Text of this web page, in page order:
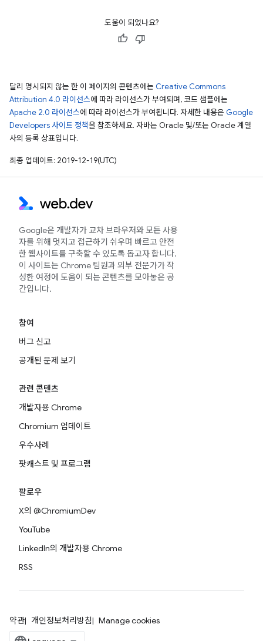
도움이 되었나요?
달리 명시되지 않는 한 이 페이지의 콘텐츠에는 Creative Commons
Attribution 4.0 라이선스에 따라 라이선스가 부여되며, 코드 샘플에는
Apache 2.0 라이선스에 따라 라이선스가 부여됩니다. 자세한 내용은 Google
Developers 사이트 정책을 참조하세요. 자바는 Oracle 및/또는 Oracle 계열
사의 등록 상표입니다.
최종 업데이트: 2019-12-19(UTC)
Google은 개발자가 교차 브라우저와 모든 사용
자를 위해 멋지고 접근하기 쉬우며 빠르고 안전
한 웹사이트를 구축할 수 있도록 돕고자 합니다.
이 사이트는 Chrome 팀원과 외부 전문가가 작
성한 여정에 도움이 되는 콘텐츠를 모아놓은 공
간입니다.
참여
버그 신고
공개된 문제 보기
관련 콘텐츠
개발자용 Chrome
Chromium 업데이트
우수사례
팟캐스트 및 프로그램
팔로우
X의 @ChromiumDev
YouTube
LinkedIn의 개발자용 Chrome
RSS
약관 개인정보처리방침 Manage cookies